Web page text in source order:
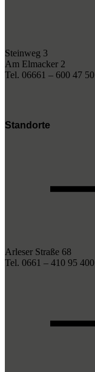
Steinweg 3
Am Elmacker 2
Tel. 06661 – 600 47 50
Standorte
Arleser Straße 68
Tel. 0661 – 410 95 400